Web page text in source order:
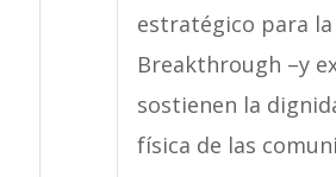
estratégico para la
Breakthrough –y
sostienen la
física de las